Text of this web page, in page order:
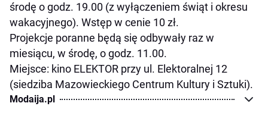
środę o godz. 19.00 (z wyłączeniem świąt i okresu
wakacyjnego). Wstęp w cenie 10 zł.
Projekcje poranne będą się odbywały raz w
miesiącu, w środę, o godz. 11.00.
Miejsce: kino ELEKTOR przy ul. Elektoralnej 12
(siedziba Mazowieckiego Centrum Kultury i Sztuki).
Modaija.pl